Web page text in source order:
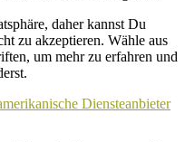
daher kannst Du
zu akzeptieren. Wähle aus
um mehr zu erfahren und
Diensteanbieter